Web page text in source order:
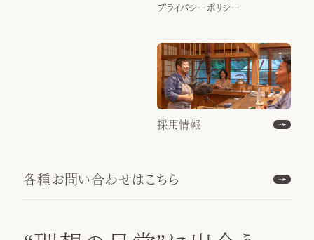
プライバシーポリシー
採用情報
各種お問い合わせはこちら